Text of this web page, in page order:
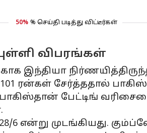
50% % செய்தி படித்து விட்டீர்கள்
விபரங்கள்
இந்தியா
ரன்கள் சேர்த்ததால்
பேட்டிங்
6 என்று முடங்கியது.